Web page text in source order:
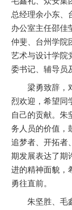
总经理余小东、
办公室主任邵佳
仲斐、台州学院
艺术与设计学院
委书记、辅导员
梁勇致辞，
烈欢迎，希望同
自己的贡献。朱
务人员的价值，
追梦者、开拓者
期发展表达了期
进的精神面貌，
勇往直前。
朱坚胜、毛